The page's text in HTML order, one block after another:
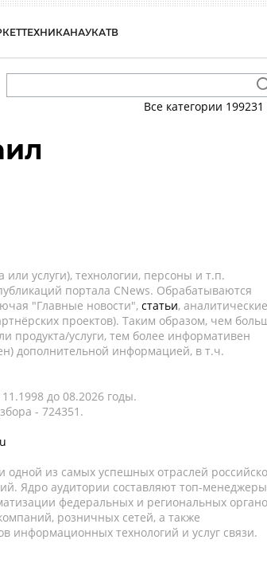
ТЕХНИКАНАУКАТВ
Все категории 199231
услуги), технологии, персоны и т.п.
портала CNews. Обрабатываются
"Главные новости", статьи, аналитические
проектов). Таким образом, чем
продукта/услуги, тем более информативен
дополнительной информацией, в т.ч.
до 08.2026 годы.
- 724351.
одной из самых успешных отраслей
Ядро аудитории составляют топ-
федеральных и региональных
розничных сетей, а также
информационных технологий и услуг связи.